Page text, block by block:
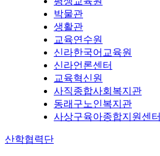
박물관
생활관
교육연수원
신라한국어교육원
신라언론센터
교육혁신원
사직종합사회복지관
동래구노인복지관
사상구육아종합지원센터
산학협력단